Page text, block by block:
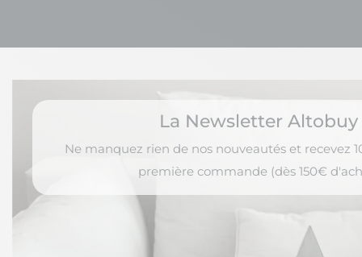
La Newsletter Altobuy
Ne manquez rien de nos nouveautés et recevez
première commande (dès 150€